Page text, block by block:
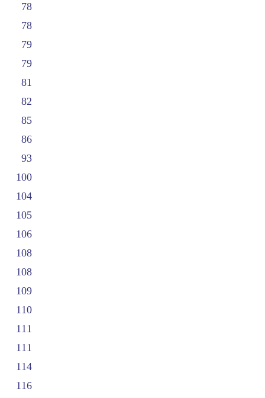
78
78
79
79
81
82
85
86
93
100
104
105
106
108
108
109
110
111
111
114
116